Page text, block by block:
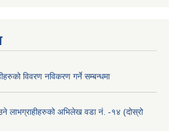
विवरण नविकरण गर्ने सम्बन्धमा
लाभग्राहीहरुको अभिलेख वडा नं. -१४ (दोस्रो